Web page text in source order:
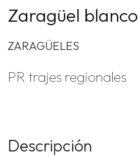
Zaragüel blanco
ZARAGÜELES
PR trajes regionales
Descripción